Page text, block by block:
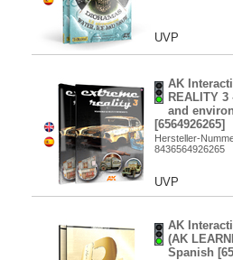
UVP
AK
REALITY
and
[6564926265]
Hersteller-
8436564926265
UVP
AK
(AK
Spanish